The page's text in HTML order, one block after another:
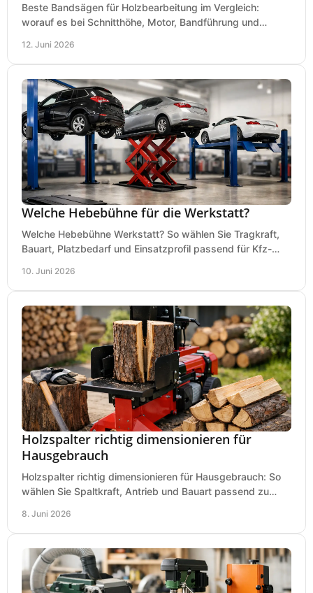
Beste Bandsägen für Holzbearbeitung im Vergleich:
worauf es bei Schnitthöhe, Motor, Bandführung und
12. Juni 2026
Welche Hebebühne für die Werkstatt?
Welche Hebebühne Werkstatt? So wählen Sie Tragkraft,
Bauart, Platzbedarf und Einsatzprofil passend für Kfz-
10. Juni 2026
Holzspalter richtig dimensionieren für
Hausgebrauch
Holzspalter richtig dimensionieren für Hausgebrauch: So
wählen Sie Spaltkraft, Antrieb und Bauart passend zu
8. Juni 2026